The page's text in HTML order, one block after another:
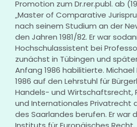
Promotion zum Dr.rer.publ. ab
„Master of Comparative
nach seinem Studium an der
den Jahren 1981/82. Er war
Hochschulassistent bei
zunächst in Tübingen und
Anfang 1986 habilitierte.
1986 auf den Lehrstuhl für
Handels- und Wirtschaftsrecht,
und Internationales Privatrecht
des Saarlandes berufen. Er war